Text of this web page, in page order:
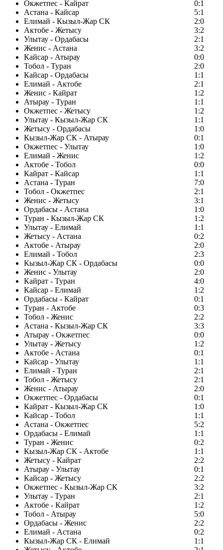
Окжетпес - Кайрат
0:1
Астана - Кайсар
5:1
Елимай - Кызыл-Жар СК
2:0
Актобе - Жетысу
3:2
Улытау - Ордабасы
2:1
Женис - Астана
3:2
Кайсар - Атырау
0:0
Тобол - Туран
2:0
Кайсар - Ордабасы
1:1
Елимай - Актобе
2:1
Женис - Кайрат
1:2
Атырау - Туран
1:1
Окжетпес - Жетысу
1:2
Улытау - Кызыл-Жар СК
1:1
Жетысу - Ордабасы
1:0
Кызыл-Жар СК - Атырау
0:1
Окжетпес - Улытау
1:0
Елимай - Женис
1:2
Актобе - Тобол
0:0
Кайрат - Кайсар
1:1
Астана - Туран
7:0
Тобол - Окжетпес
2:1
Женис - Жетысу
3:1
Ордабасы - Астана
1:0
Туран - Кызыл-Жар СК
1:2
Улытау - Елимай
1:1
Жетысу - Астана
0:2
Актобе - Атырау
2:0
Елимай - Тобол
2:3
Кызыл-Жар СК - Ордабасы
0:0
Женис - Улытау
2:0
Кайрат - Туран
4:0
Кайсар - Елимай
1:2
Ордабасы - Кайрат
0:1
Туран - Актобе
0:3
Тобол - Женис
2:2
Астана - Кызыл-Жар СК
3:3
Атырау - Окжетпес
0:0
Улытау - Жетысу
1:2
Актобе - Астана
0:1
Кайсар - Улытау
1:1
Елимай - Туран
2:1
Тобол - Жетысу
2:1
Женис - Атырау
2:0
Окжетпес - Ордабасы
0:1
Кайрат - Кызыл-Жар СК
1:0
Кайсар - Тобол
1:1
Астана - Окжетпес
5:2
Ордабасы - Елимай
1:1
Туран - Женис
0:2
Кызыл-Жар СК - Актобе
1:1
Жетысу - Кайрат
2:2
Атырау - Улытау
0:1
Кайсар - Жетысу
2:2
Окжетпес - Кызыл-Жар СК
3:2
Улытау - Туран
2:1
Актобе - Кайрат
1:2
Тобол - Атырау
5:0
Ордабасы - Женис
2:2
Елимай - Астана
0:2
Кызыл-Жар СК - Елимай
1:1